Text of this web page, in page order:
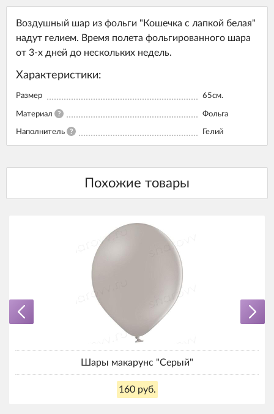
Воздушный шар из фольги "Кошечка с лапкой белая"
надут гелием. Время полета фольгированного шара
от 3-х дней до нескольких недель.
Характеристики:
Размер 65см.
Материал ? Фольга
Наполнитель ? Гелий
Шары макарунс "Серый"
160 руб.